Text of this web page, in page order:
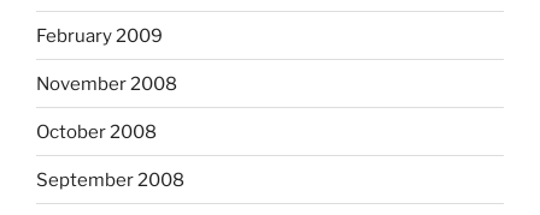
February 2009
November 2008
October 2008
September 2008